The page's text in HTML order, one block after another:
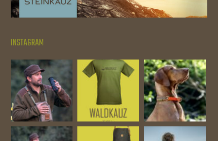
INSTAGRAM